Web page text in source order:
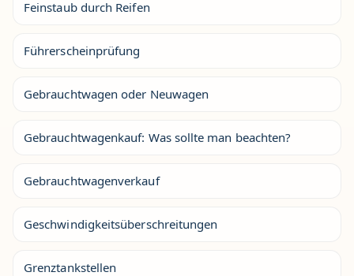
Feinstaub durch Reifen
Führerscheinprüfung
Gebrauchtwagen oder Neuwagen
Gebrauchtwagenkauf: Was sollte man beachten?
Gebrauchtwagenverkauf
Geschwindigkeitsüberschreitungen
Grenztankstellen